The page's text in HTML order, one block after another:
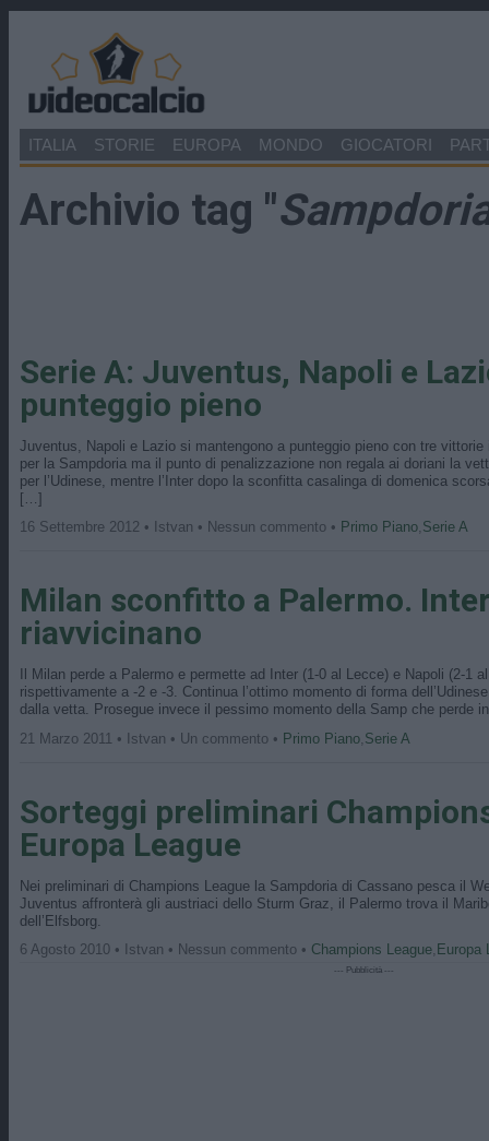
ITALIA STORIE EUROPA MONDO GIOCATORI
Archivio tag "
Serie A: Juventus, Napoli e
punteggio pieno
Juventus, Napoli e Lazio si mantengono a punteggio pieno con tre
per la Sampdoria ma il punto di penalizzazione non regala ai doriani la
per l’Udinese, mentre l’Inter dopo la sconfitta casalinga di domenica
[…]
16 Settembre 2012 • Istvan • Nessun commento • Primo Piano, Serie A
Milan sconfitto a Palermo.
riavvicinano
Il Milan perde a Palermo e permette ad Inter (1-0 al Lecce) e Napoli (2-1
rispettivamente a -2 e -3. Continua l’ottimo momento di forma
dalla vetta. Prosegue invece il pessimo momento della Samp che perde
21 Marzo 2011 • Istvan • Un commento • Primo Piano Serie A
Sorteggi preliminari
Europa League
Nei preliminari di Champions League la Sampdoria di Cassano pesca il
Juventus affronterà gli austriaci dello Sturm Graz, il Palermo trova il
dell’Elfsborg.
6 Agosto 2010 • Istvan • Nessun commento • Champions League, Europa
--- Pubblicità ---